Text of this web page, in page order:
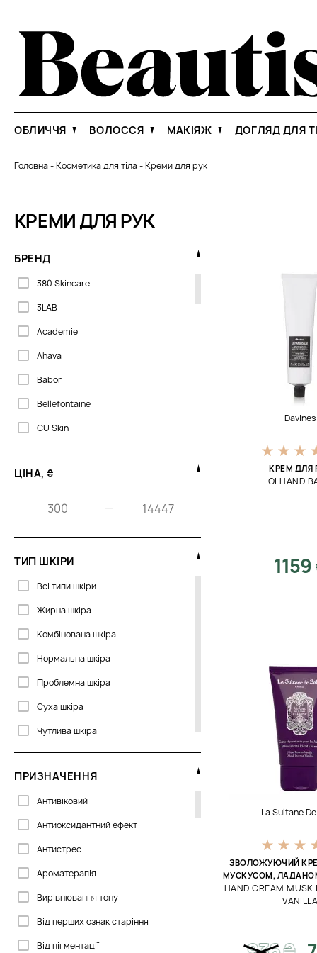
ОБЛИЧЧЯ ВОЛОССЯ МАКІЯЖ ДОГЛЯД ДЛЯ
Головна-Косметика для тіла-Креми для рук
КРЕМИ ДЛЯ РУК
БРЕНД
380 Skincare
3LAB
Academie
Ahava
Babor
Bellefontaine
CU Skin
Celenes
Clarena
Davines
ЦІНА, ₴
—
ТИП ШКІРИ
Всі типи шкіри
Жирна шкіра
Комбінована шкіра
Нормальна шкіра
Проблемна шкіра
Суха шкіра
Чутлива шкіра
ПРИЗНАЧЕННЯ
Антивіковий
Антиоксидантний ефект
Антистрес
Ароматерапія
Вирівнювання тону
Від перших ознак старіння
Від пігментації
Davines
КРЕМ ДЛЯ
OI HAND
La Sultane
ЗВОЛОЖУЮЧИЙ
МУСКУСОМ,
HAND CREAM MUSK
VANILLA